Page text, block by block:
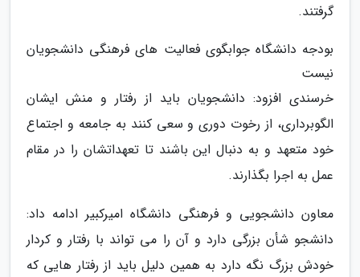
گرفتند.
بودجه دانشگاه جوابگوی فعالیت های فرهنگی دانشجویان
نیست
خرسندی افزود: دانشجویان باید از رفتار و منش ایشان
الگوبرداری، از رخوت دوری و سعی کنند به جامعه و اجتماع
خود متعهد و به دنبال این باشند تا تعهداتشان را در مقام
عمل به اجرا بگذارند.
معاون دانشجویی و فرهنگی دانشگاه امیرکبیر ادامه داد:
دانشجو شأن بزرگی دارد و آن را می تواند با رفتار و کردار
خودش بزرگ نگه دارد به همین دلیل باید از رفتار هایی که